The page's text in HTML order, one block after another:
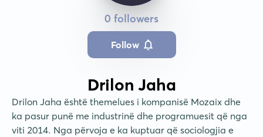
0 followers
Follow
Drilon Jaha
Drilon Jaha është themelues i kompanisë Mozaix dhe
ka pasur punë me industrinë dhe programuesit që nga
viti 2014. Nga përvoja e ka kuptuar që sociologjia e